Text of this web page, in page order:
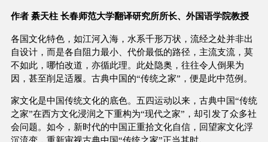
作者 綦天柱 长春师范大学翻译研究所所长、外国语学院教授
各国文化特色，如江河入海，水系千形万状，流经之处并非出
自设计，而是各自阻力最小、代价最低的路径，主流支流，莫
不如此，哪怕改道，亦循此理。此处隐奥，往往令人倒果为
因，甚至削足适履。古典中国的“传统之家”，便是此中范例。
家文化是中国传统文化的底色。五四运动以来，古典中国“传统
之家”在西方文化浸润之下重构为“现代之家”，却引发了众多社
会问题。如今，新时代的中国正重拾文化自信，回望家文化浮
沉流变，重新审视古典中国“传统之家”正当其时。